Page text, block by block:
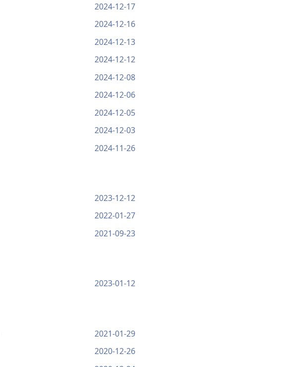
2024-12-17
2024-12-16
2024-12-13
2024-12-12
2024-12-08
2024-12-06
2024-12-05
2024-12-03
2024-11-26
2023-12-12
2022-01-27
2021-09-23
2023-01-12
2021-01-29
2020-12-26